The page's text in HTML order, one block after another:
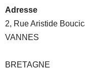
Adresse
2, Rue Aristide
VANNES
BRETAGNE